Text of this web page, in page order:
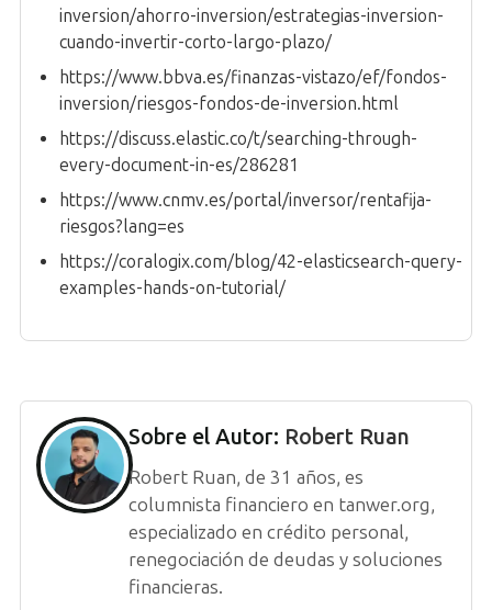
inversion/ahorro-inversion/estrategias-inversion-
cuando-invertir-corto-largo-plazo/
https://www.bbva.es/finanzas-vistazo/ef/fondos-
inversion/riesgos-fondos-de-inversion.html
https://discuss.elastic.co/t/searching-through-
every-document-in-es/286281
https://www.cnmv.es/portal/inversor/rentafija-
riesgos?lang=es
https://coralogix.com/blog/42-elasticsearch-query-
examples-hands-on-tutorial/
Sobre el Autor: Robert Ruan
Robert Ruan, de 31 años, es
columnista financiero en tanwer.org,
especializado en crédito personal,
renegociación de deudas y soluciones
financieras.